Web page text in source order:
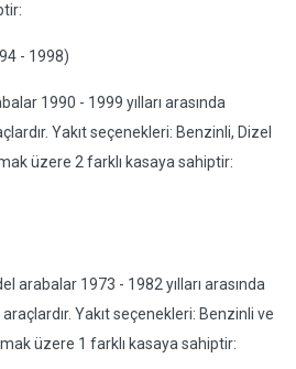
- 1998)
1990 - 1999 yılları arasında
Yakıt seçenekleri: Benzinli, Dizel
üzere 2 farklı kasaya sahiptir:
arabalar 1973 - 1982 yılları arasında
Yakıt seçenekleri: Benzinli ve
üzere 1 farklı kasaya sahiptir: